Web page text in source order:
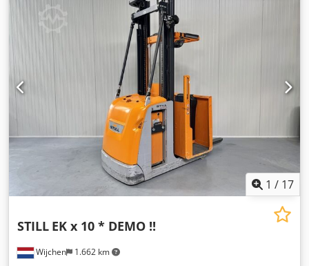
1 / 17
Wijchen 1.662 km
STILL EK x 10 * DEMO !!